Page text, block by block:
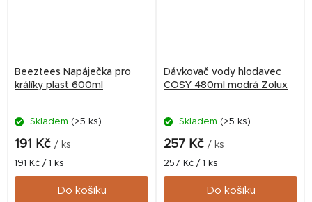
Beeztees Napáječka pro
králíky plast 600ml
Skladem (>5 ks)
191 Kč / ks
Měrná
cena:
191 Kč / 1 ks
Do košíku
Dávkovač vody hlodavec
COSY 480ml modrá Zolux
Skladem (>5 ks)
257 Kč / ks
Měrná
cena:
257 Kč / 1 ks
Do košíku